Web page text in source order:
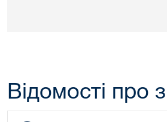
Відомості про